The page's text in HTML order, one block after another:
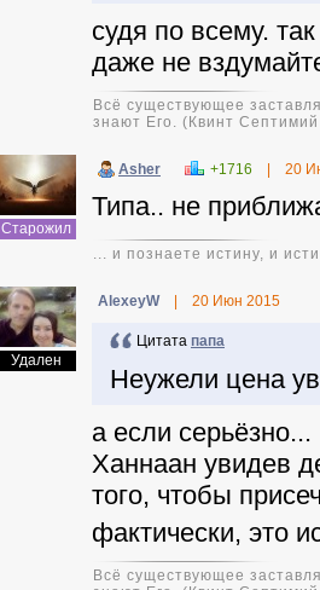
судя по всему.
даже не
Всё существующее
знают Его. (Квинт
Старожил
Asher +1716 20
Типа.. не
... и познаете истину, и
Удален
AlexeyW 20 Июн 2015
Цитата папа
Неужели цена
а если
Ханнаан увидев
того, чтобы
фактически, это
Всё существующее